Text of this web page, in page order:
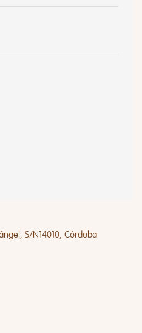
S/N14010, Córdoba